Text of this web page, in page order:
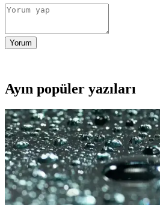
Yorum
Ayın popüler yazıları